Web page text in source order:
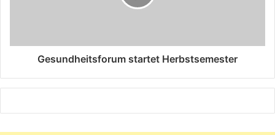
Gesundheitsforum startet Herbstsemester